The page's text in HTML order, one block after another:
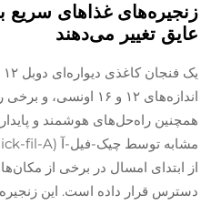
زنجیره‌های غذاهای سریع
عایق تغییر می‌دهند
اندازه‌های ۱۲ و ۱۶
همچنین راه‌حل‌های هوشمند و
از ابتدای امسال در برخی از
دسترس قرار داده است. این